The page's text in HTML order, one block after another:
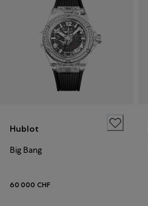
Hublot
Big Bang
60 000 CHF